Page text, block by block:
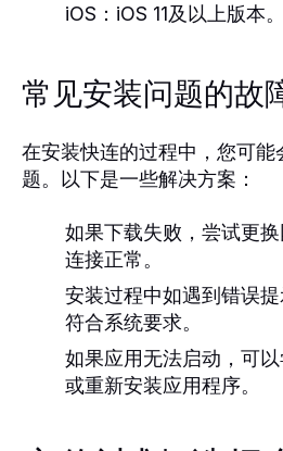
iOS： iOS 11及以上版本。
常见安装问题的故
在安装快连的过程中，您可能
题。以下是一些解决方案：
如果下载失败，尝试更
连接正常。
安装过程中如遇到错误
符合系统要求。
如果应用无法启动，可
或重新安装应用程序。